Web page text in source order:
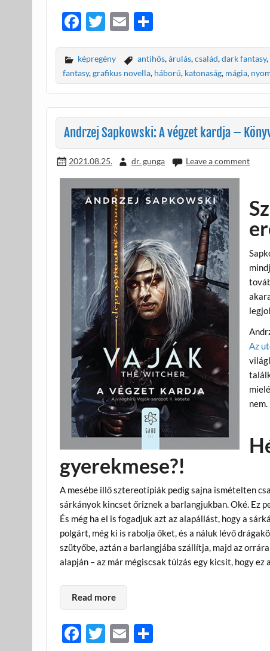
F
e
b
o
o
k
T
itt
er
E
ail za
m
e
g
képregény antihős,árulás,család,dark fantasy,
fantasy,grafikus novella, háború, katonaság, mágia,
Andrzej Sapkowski: A végzet kardja –
2021.08.25. dr. gunga Leave a comment
Az
nem.
gyerekmese?!
A mesébe illő sztereotípiák pedig sajna ismételten
sárkányok kincset őriznek a barlangjukban. Oké. Ez
És még ha el is fogadjuk azt az alapállást, hogy a
polgárt, még ki is rabolja őket, és a náluk lévő
szütyőbe, aztán a barlangjába szállítja, majd az
alapján – az már mégiscsak túlzás egy kicsit, hogy
Read more
F
T
E